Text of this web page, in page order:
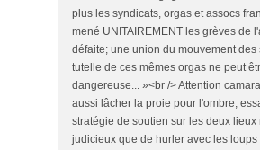
plus les syndicats, orgas et assocs
mené UNITAIREMENT les grèves de
défaite; une union du mouvement
tutelle de ces mêmes orgas ne peut
dangereuse... »<br /> Attention
aussi lâcher la proie pour l'ombre;
stratégie de soutien sur les deux lieux
judicieux que de hurler avec les